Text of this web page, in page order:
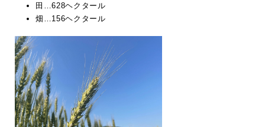
田…628ヘクタール
畑…156ヘクタール